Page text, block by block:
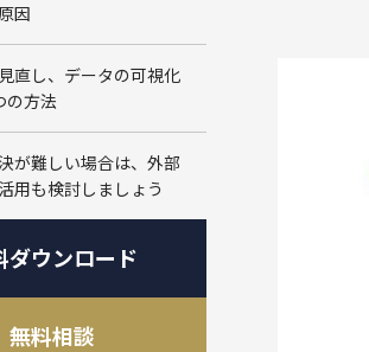
グ 支援
因
直し、データの可視化
の方法
が難しい場合は、外部
用も検討しましょう
ダウンロード
無料相談